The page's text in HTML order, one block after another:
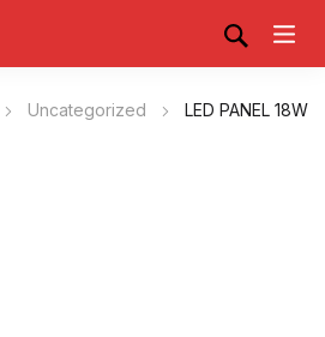
Uncategorized
LED PANEL 18W